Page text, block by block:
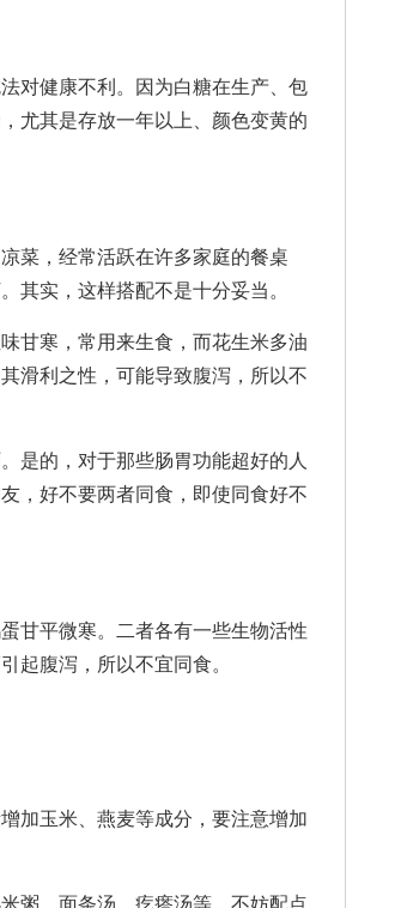
健康不利。因为白糖在生产、包
尤其是存放一年以上、颜色变黄的
，经常活跃在许多家庭的餐桌
其实，这样搭配不是十分妥当。
寒，常用来生食，而花生米多油
滑利之性，可能导致腹泻，所以不
的，对于那些肠胃功能超好的人
，好不要两者同食，即使同食好不
平微寒。二者各有一些生物活性
起腹泻，所以不宜同食。
玉米、燕麦等成分，要注意增加
、面条汤、疙瘩汤等，不妨配点